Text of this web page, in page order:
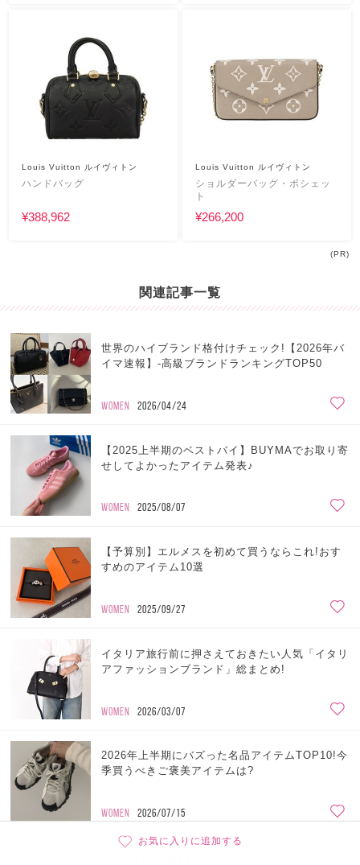
お気に入りに追加する
Louis Vuitton ルイヴィトン
ハンドバッグ
¥388,962
Louis Vuitton ルイヴィトン
ショルダーバッグ・ポシェッ
ト
¥266,200
(PR)
関連記事一覧
世界のハイブランド格付けチェック!【2026年バ
イマ速報】-高級ブランドランキングTOP50
WOMEN 2026/04/24
【2025上半期のベストバイ】BUYMAでお取り寄
せしてよかったアイテム発表♪
WOMEN 2025/08/07
【予算別】エルメスを初めて買うならこれ!おす
すめのアイテム10選
WOMEN 2025/09/27
イタリア旅行前に押さえておきたい人気「イタリ
アファッションブランド」総まとめ!
WOMEN 2026/03/07
2026年上半期にバズった名品アイテムTOP10!今
季買うべきご褒美アイテムは?
WOMEN 2026/07/15